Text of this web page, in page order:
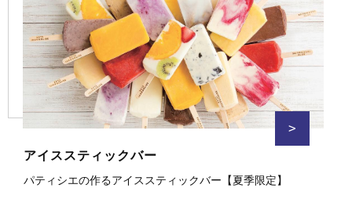
>
アイススティックバー
パティシエの作るアイススティックバー【夏季限定】